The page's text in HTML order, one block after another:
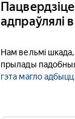
адпраўлялі
Нам вельмі
прылады
гэта магло